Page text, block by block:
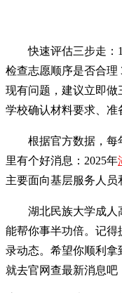
快速评估三步走：
检查志愿顺序是否合理
现有问题，建议立即
学校确认材料要求、准
根据官方数据，每
里有个好消息：2025年
主要面向基层服务人员
湖北民族大学成人
能帮你事半功倍。记
录动态。希望你顺利
就去官网查最新消息吧